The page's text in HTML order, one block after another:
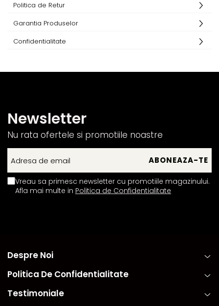
Politica de Retur
Garantia Produselor
Confidentialitate
Newsletter
Nu rata ofertele si promotiile noastre
Vreau sa primesc newsletter cu promotiile magazinului.
Afla mai multe in Politica de Confidentialitate
Despre Noi
Politica De Confidentialitate
Testimoniale